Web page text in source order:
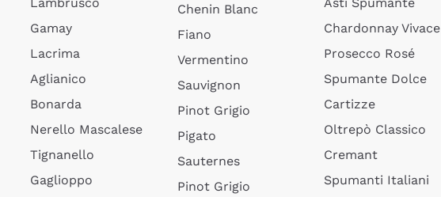
Gamay
Lacrima
Aglianico
Bonarda
Nerello Mascalese
Tignanello
Gaglioppo
Chenin Blanc
Fiano
Vermentino
Sauvignon
Pinot Grigio
Pigato
Sauternes
Pinot Grigio
Chardonnay Vivace
Prosecco Rosé
Spumante Dolce
Cartizze
Oltrepò Classico
Cremant
Spumanti Italiani